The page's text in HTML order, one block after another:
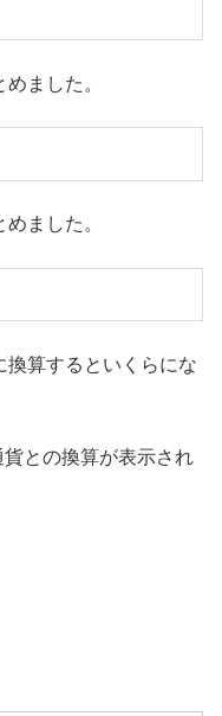
ました。
ました。
算するといくらにな
との換算が表示され